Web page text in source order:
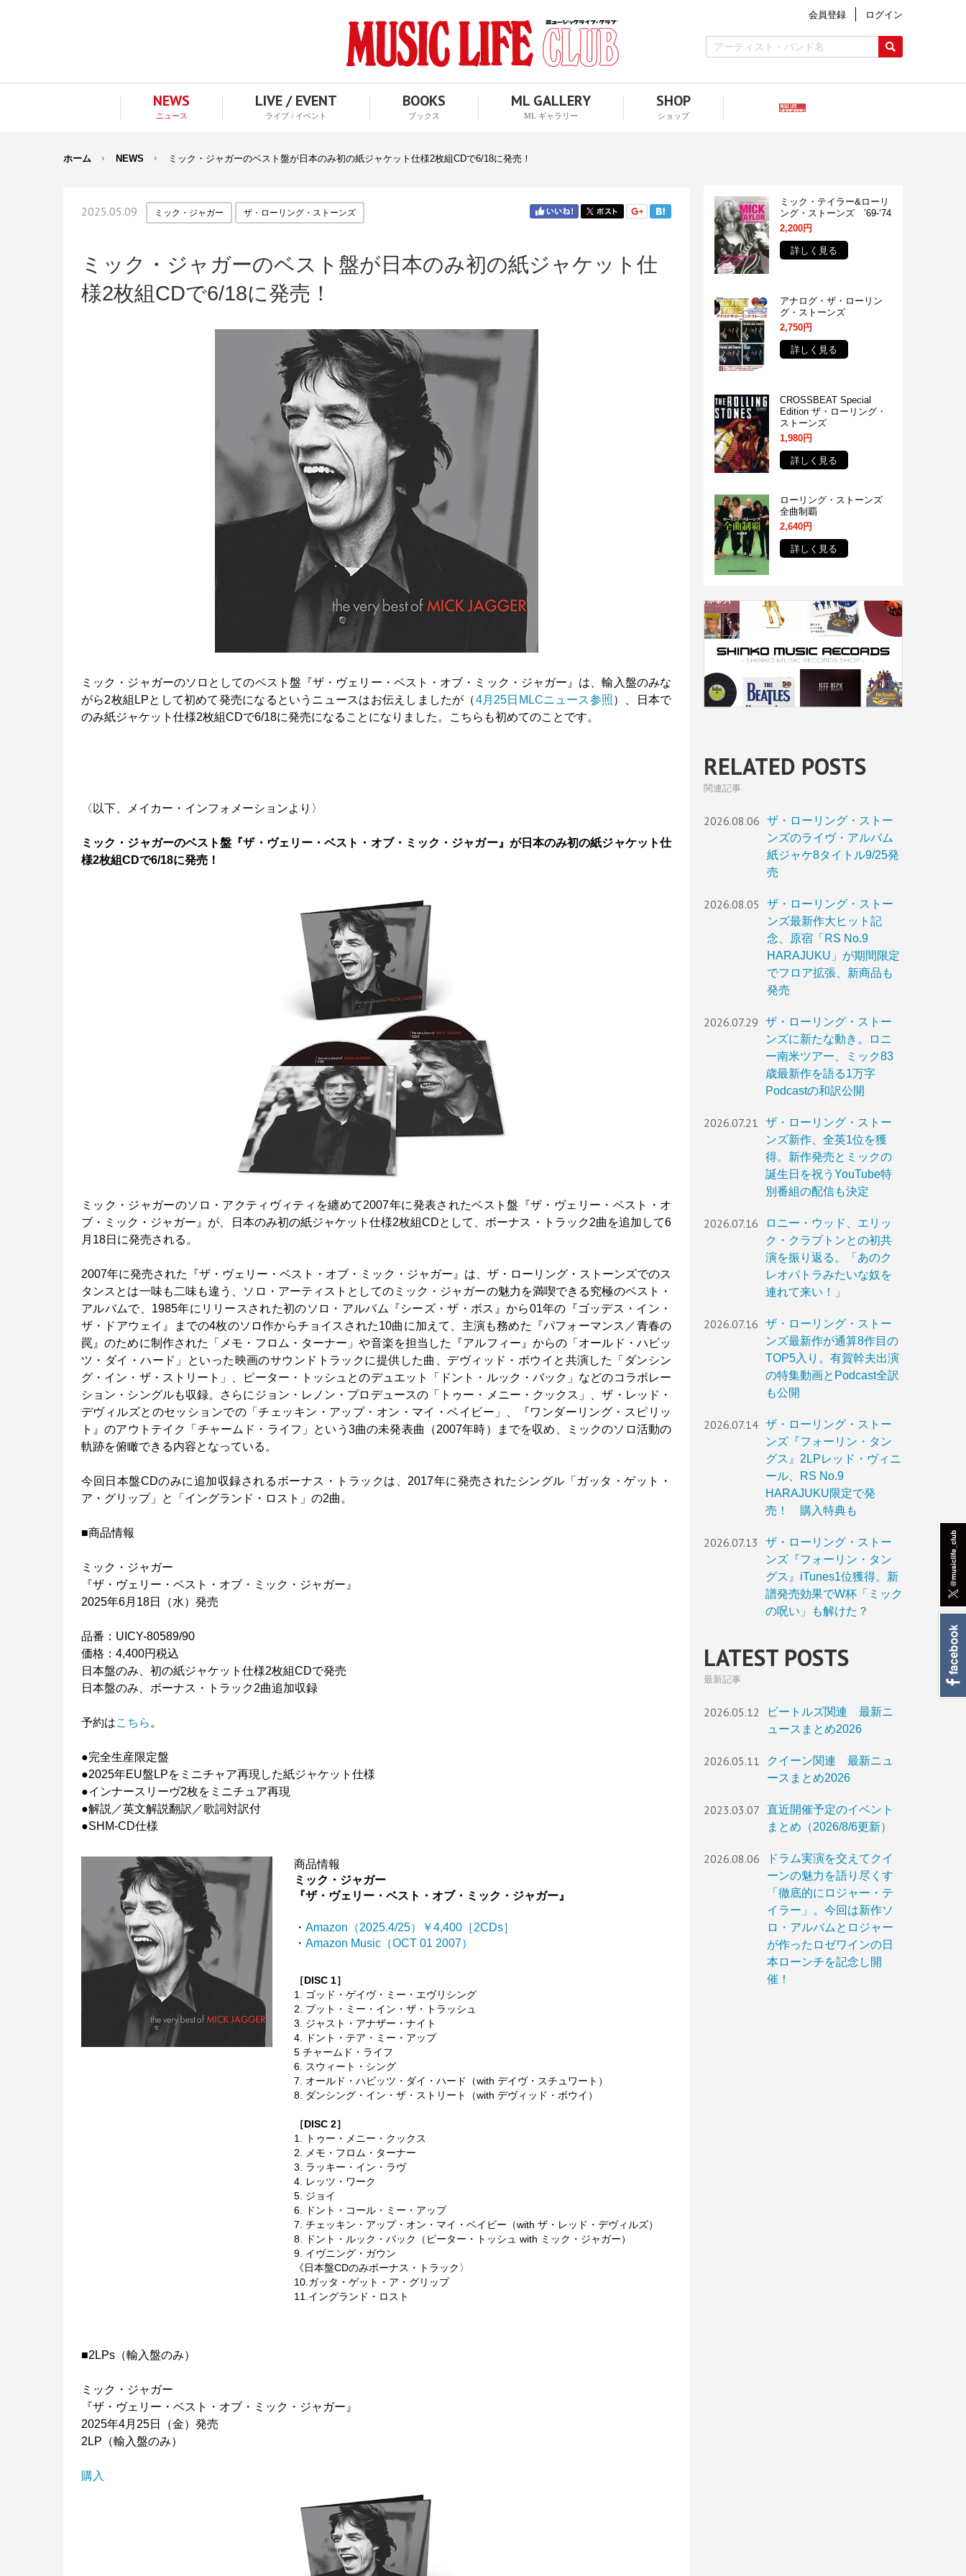
会員登録 ログイン
NEWS
ニュース
LIVE / EVENT
ライブ / イベント
BOOKS
ブックス
ML GALLERY
ML ギャラリー
SHOP
ショップ
ホーム NEWS ミック・ジャガーのベスト盤が日本のみ初の紙ジャケット仕様2枚組CDで6/18に発売！
2025.05.09 ミック・ジャガー ザ・ローリング・ストーンズ
ミック・ジャガーのベスト盤が日本のみ初の紙ジャケット仕
様2枚組CDで6/18に発売！
ミック・ジャガーのソロとしてのベスト盤『ザ・ヴェリー・ベスト・オブ・ミック・ジャガー』は、輸入盤のみな
がら2枚組LPとして初めて発売になるというニュースはお伝えしましたが（4月25日MLCニュース参照）、日本で
のみ紙ジャケット仕様2枚組CDで6/18に発売になることになりました。こちらも初めてのことです。
〈以下、メイカー・インフォメーションより〉
ミック・ジャガーのベスト盤『ザ・ヴェリー・ベスト・オブ・ミック・ジャガー』が日本のみ初の紙ジャケット仕
様2枚組CDで6/18に発売！
ミック・ジャガーのソロ・アクティヴィティを纏めて2007年に発表されたベスト盤『ザ・ヴェリー・ベスト・オ
ブ・ミック・ジャガー』が、日本のみ初の紙ジャケット仕様2枚組CDとして、ボーナス・トラック2曲を追加して6
月18日に発売される。
2007年に発売された『ザ・ヴェリー・ベスト・オブ・ミック・ジャガー』は、ザ・ローリング・ストーンズでのス
タンスとは一味も二味も違う、ソロ・アーティストとしてのミック・ジャガーの魅力を満喫できる究極のベスト・
アルバムで、1985年にリリースされた初のソロ・アルバム『シーズ・ザ・ボス』から01年の『ゴッデス・イン・
ザ・ドアウェイ』までの4枚のソロ作からチョイスされた10曲に加えて、主演も務めた『パフォーマンス／青春の
罠』のために制作された「メモ・フロム・ターナー」や音楽を担当した『アルフィー』からの「オールド・ハビッ
ツ・ダイ・ハード」といった映画のサウンドトラックに提供した曲、デヴィッド・ボウイと共演した「ダンシン
グ・イン・ザ・ストリート」、ピーター・トッシュとのデュエット「ドント・ルック・バック」などのコラボレー
ション・シングルも収録。さらにジョン・レノン・プロデュースの「トゥー・メニー・クックス」、ザ・レッド・
デヴィルズとのセッションでの「チェッキン・アップ・オン・マイ・ベイビー」、『ワンダーリング・スピリッ
ト』のアウトテイク「チャームド・ライフ」という3曲の未発表曲（2007年時）までを収め、ミックのソロ活動の
軌跡を俯瞰できる内容となっている。
今回日本盤CDのみに追加収録されるボーナス・トラックは、2017年に発売されたシングル「ガッタ・ゲット・
ア・グリップ」と「イングランド・ロスト」の2曲。
■商品情報
ミック・ジャガー
『ザ・ヴェリー・ベスト・オブ・ミック・ジャガー』
2025年6月18日（水）発売
品番：UICY-80589/90
価格：4,400円税込
日本盤のみ、初の紙ジャケット仕様2枚組CDで発売
日本盤のみ、ボーナス・トラック2曲追加収録
予約はこちら 。
●完全生産限定盤
●2025年EU盤LPをミニチャア再現した紙ジャケット仕様
●インナースリーヴ2枚をミニチュア再現
●解説／英文解説翻訳／歌詞対訳付
●SHM-CD仕様
商品情報
ミック・ジャガー
『ザ・ヴェリー・ベスト・オブ・ミック・ジャガー』
・ Amazon（2025.4/25）￥4,400［2CDs］
・ Amazon Music（OCT 01 2007）
［DISC 1］
1. ゴッド・ゲイヴ・ミー・エヴリシング
2. プット・ミー・イン・ザ・トラッシュ
3. ジャスト・アナザー・ナイト
4. ドント・テア・ミー・アップ
5 チャームド・ライフ
6. スウィート・シング
7. オールド・ハビッツ・ダイ・ハード（with デイヴ・スチュワート）
8. ダンシング・イン・ザ・ストリート（with デヴィッド・ボウイ）
［DISC 2］
1. トゥー・メニー・クックス
2. メモ・フロム・ターナー
3. ラッキー・イン・ラヴ
4. レッツ・ワーク
5. ジョイ
6. ドント・コール・ミー・アップ
7. チェッキン・アップ・オン・マイ・ベイビー（with ザ・レッド・デヴィルズ）
8. ドント・ルック・バック（ピーター・トッシュ with ミック・ジャガー）
9. イヴニング・ガウン
《日本盤CDのみボーナス・トラック〉
10.ガッタ・ゲット・ア・グリップ
11.イングランド・ロスト
■2LPs（輸入盤のみ）
ミック・ジャガー
『ザ・ヴェリー・ベスト・オブ・ミック・ジャガー』
2025年4月25日（金）発売
2LP（輸入盤のみ）
購入
ミック・テイラー&ローリ
ング・ストーンズ ’69-’74
2,200円
詳しく見る
アナログ・ザ・ローリン
グ・ストーンズ
2,750円
詳しく見る
CROSSBEAT Special
Edition ザ・ローリング・
ストーンズ
1,980円
詳しく見る
ローリング・ストーンズ
全曲制覇
2,640円
詳しく見る
RELATED POSTS
関連記事
2026.08.06
ザ・ローリング・ストー
ンズのライヴ・アルバム
紙ジャケ8タイトル9/25発
売
2026.08.05
ザ・ローリング・ストー
ンズ最新作大ヒット記
念、原宿「RS No.9
HARAJUKU」が期間限定
でフロア拡張、新商品も
発売
2026.07.29
ザ・ローリング・ストー
ンズに新たな動き。ロニ
ー南米ツアー、ミック83
歳最新作を語る1万字
Podcastの和訳公開
2026.07.21
ザ・ローリング・ストー
ンズ新作、全英1位を獲
得。新作発売とミックの
誕生日を祝うYouTube特
別番組の配信も決定
2026.07.16
ロニー・ウッド、エリッ
ク・クラプトンとの初共
演を振り返る。「あのク
レオパトラみたいな奴を
連れて来い！」
2026.07.16
ザ・ローリング・ストー
ンズ最新作が通算8作目の
TOP5入り。有賀幹夫出演
の特集動画とPodcast全訳
も公開
2026.07.14 ザ・ローリング・ストー
ンズ『フォーリン・タン
グス』2LPレッド・ヴィニ
ール、RS No.9
HARAJUKU限定で発
売！ 購入特典も
2026.07.13
ザ・ローリング・ストー
ンズ『フォーリン・タン
グス』iTunes1位獲得。新
譜発売効果でW杯「ミック
の呪い」も解けた？
LATEST POSTS
最新記事
2026.05.12
ビートルズ関連 最新ニ
ュースまとめ2026
2026.05.11
クイーン関連 最新ニュ
ースまとめ2026
2023.03.07
直近開催予定のイベント
まとめ（2026/8/6更新）
2026.08.06
ドラム実演を交えてクイ
ーンの魅力を語り尽くす
「徹底的にロジャー・テ
イラー」。今回は新作ソ
ロ・アルバムとロジャー
が作ったロゼワインの日
本ローンチを記念し開
催！